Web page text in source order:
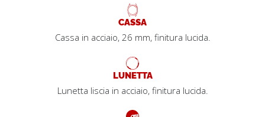
CASSA
Cassa in acciaio, 26 mm, finitura lucida.
LUNETTA
Lunetta liscia in acciaio, finitura lucida.